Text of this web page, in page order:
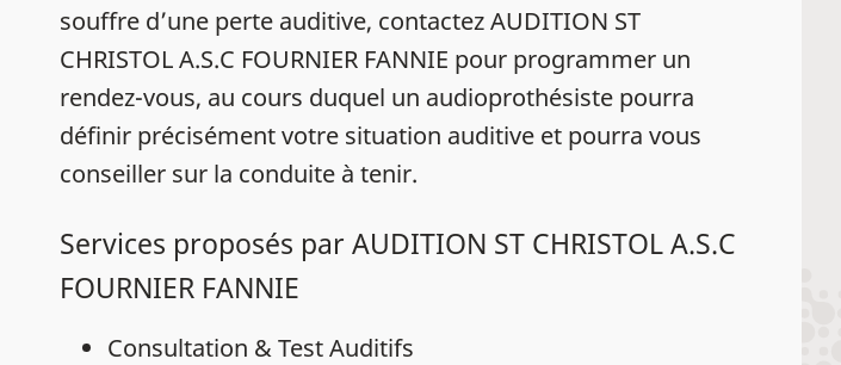
souffre d’une perte auditive, contactez AUDITION ST
CHRISTOL A.S.C FOURNIER FANNIE pour programmer un
rendez-vous, au cours duquel un audioprothésiste pourra
définir précisément votre situation auditive et pourra vous
conseiller sur la conduite à tenir.
Services proposés par AUDITION ST CHRISTOL A.S.C
FOURNIER FANNIE
Consultation & Test Auditifs